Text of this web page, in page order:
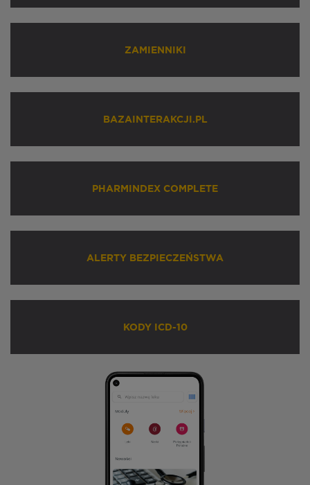
ZAMIENNIKI
BAZAINTERAKCJI.PL
PHARMINDEX COMPLETE
ALERTY BEZPIECZEŃSTWA
KODY ICD-10